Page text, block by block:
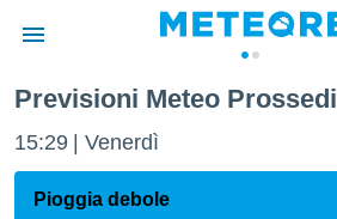
di
Previsioni Meteo Prossedi
15:29 Venerdì
Pioggia debole